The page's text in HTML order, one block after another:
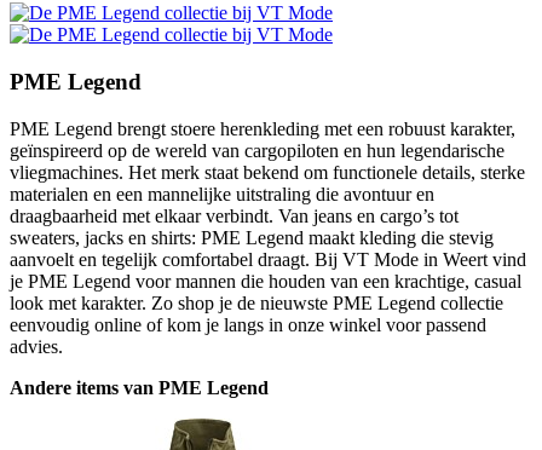
PME Legend
PME Legend brengt stoere herenkleding met een robuust karakter,
geïnspireerd op de wereld van cargopiloten en hun legendarische
vliegmachines. Het merk staat bekend om functionele details, sterke
materialen en een mannelijke uitstraling die avontuur en
draagbaarheid met elkaar verbindt. Van jeans en cargo’s tot
sweaters, jacks en shirts: PME Legend maakt kleding die stevig
aanvoelt en tegelijk comfortabel draagt. Bij VT Mode in Weert vind
je PME Legend voor mannen die houden van een krachtige, casual
look met karakter. Zo shop je de nieuwste PME Legend collectie
eenvoudig online of kom je langs in onze winkel voor passend
advies.
Andere items van PME Legend